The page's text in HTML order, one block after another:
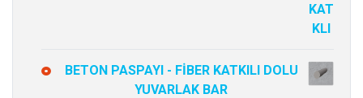
BETON PASPAYI - FİBER KATKILI DOLU
YUVARLAK BAR